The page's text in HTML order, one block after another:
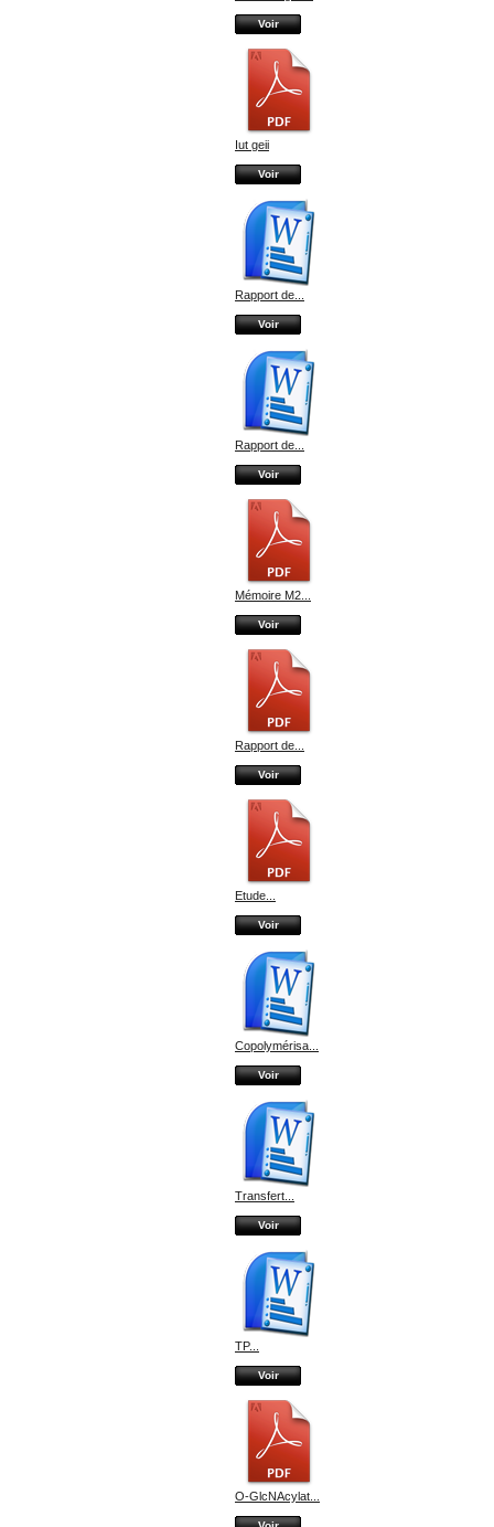
Voir
Iut geii
Voir
Rapport de...
Voir
Rapport de...
Voir
Mémoire M2...
Voir
Rapport de...
Voir
Etude...
Voir
Copolymérisa...
Voir
Transfert...
Voir
TP...
Voir
O-GlcNAcylat...